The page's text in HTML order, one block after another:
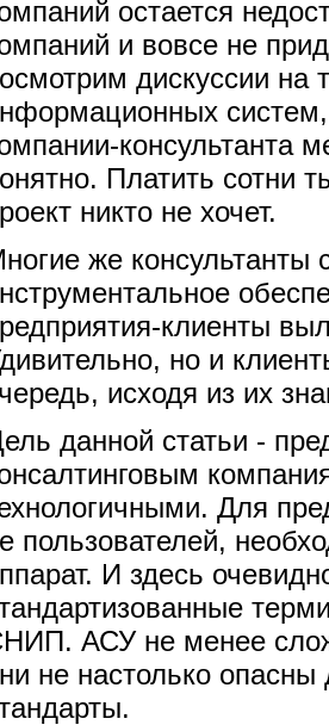
остается
и вовсе не
дискуссии на
консультанта
Платить сотни
никто не хочет.
же консультанты
клиенты
но и
исходя из их
данной статьи -
Для
пользователей,
И здесь
АСУ не менее
не настолько